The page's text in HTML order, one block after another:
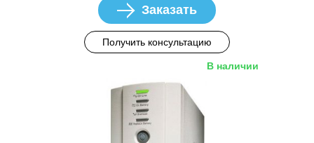
Заказать
Получить консультацию
В наличии